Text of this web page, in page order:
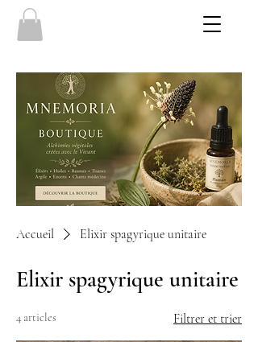
Accueil Elixir spagyrique unitaire
Elixir spagyrique unitaire
4 articles Filtrer et trier